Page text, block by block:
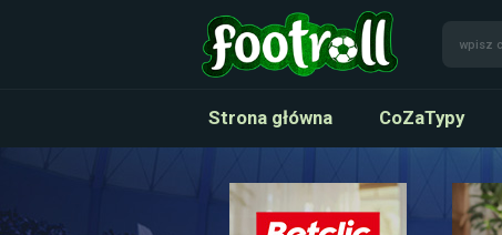
Strona główna CoZaTypy